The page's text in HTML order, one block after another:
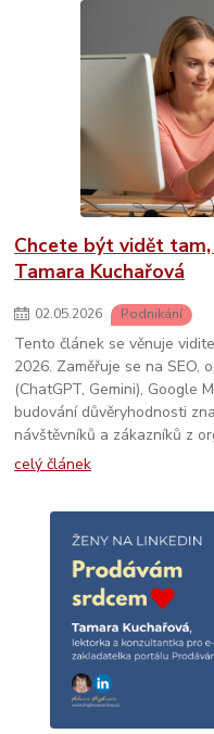
Chcete být vidět
Tamara Kuchařová
02.05.2026 Podnikání
Tento článek se věnuje
2026. Zaměřuje se na SEO,
(ChatGPT, Gemini), Google
budování důvěryhodnosti
návštěvníků a zákazníků z
celý článek